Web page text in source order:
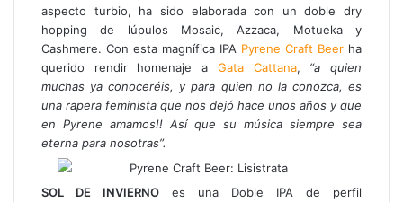
aspecto turbio, ha sido elaborada con un doble dry
hopping de lúpulos Mosaic, Azzaca, Motueka y
Cashmere. Con esta magnífica IPA Pyrene Craft Beer ha
querido rendir homenaje a Gata Cattana, “a quien
muchas ya conoceréis, y para quien no la conozca, es
una rapera feminista que nos dejó hace unos años y que
en Pyrene amamos!! Así que su música siempre sea
eterna para nosotras”.
SOL DE INVIERNO es una Doble IPA de perfil